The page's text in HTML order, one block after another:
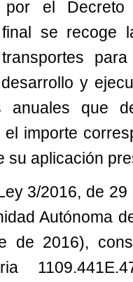
por el
se recoge
y
anuales que
importe
su aplicación
3/2016, de
Autónoma
de 2016),